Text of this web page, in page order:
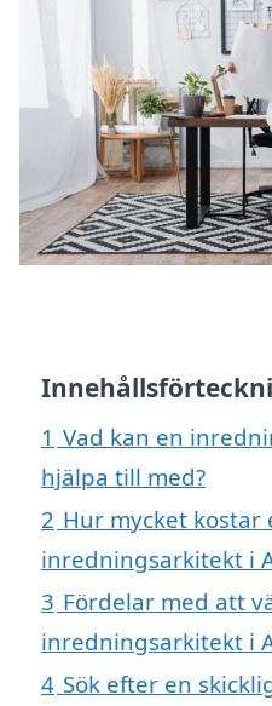
1 Vad kan en
hjälpa till med?
2 Hur mycket kostar
inredningsarkitekt i
3 Fördelar med att
inredningsarkitekt i
4 Sök efter en